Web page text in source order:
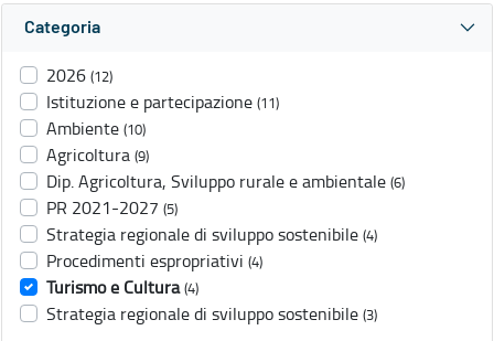
Categoria
2026 (12)
Istituzione e partecipazione (11)
Ambiente (10)
Agricoltura (9)
Dip. Agricoltura, Sviluppo rurale e ambientale (6)
PR 2021-2027 (5)
Strategia regionale di sviluppo sostenibile (4)
Procedimenti espropriativi (4)
Turismo e Cultura (4)
Strategia regionale di sviluppo sostenibile (3)